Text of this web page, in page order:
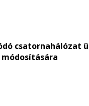
módosítására